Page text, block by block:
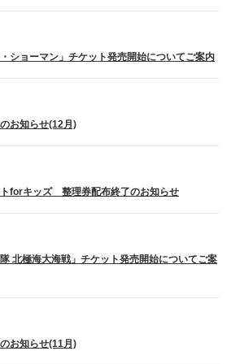
ショーマン」チケット発売開始についてご案内
お知らせ(12月)
forキッズ 整理券配布終了のお知らせ
北極海大海戦」チケット発売開始についてご案
お知らせ(11月)